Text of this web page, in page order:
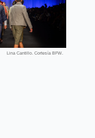
Lina Cantillo. Cortesía BFW.